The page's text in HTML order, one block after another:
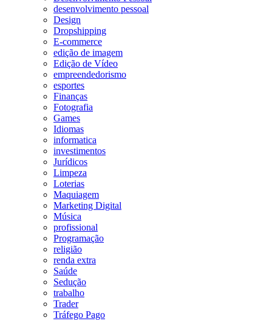
desenvolvimento pessoal
Design
Dropshipping
E-commerce
edição de imagem
Edição de Vídeo
empreendedorismo
esportes
Finanças
Fotografia
Games
Idiomas
informatica
investimentos
Jurídicos
Limpeza
Loterias
Maquiagem
Marketing Digital
Música
profissional
Programação
religião
renda extra
Saúde
Sedução
trabalho
Trader
Tráfego Pago